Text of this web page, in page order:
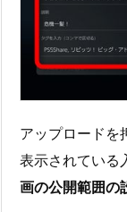
アップロードを
表示されている
画の公開範囲の